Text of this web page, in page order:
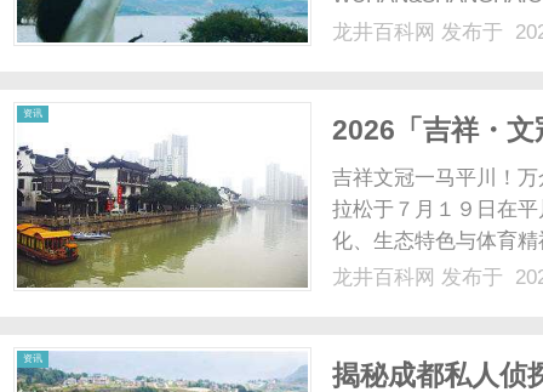
配镜的写字楼眼镜店
龙井百科网 发布于
资讯
2026「吉祥・
吉祥文冠一马平川！
拉松于７月１９日在
化、生态特色与体育
聚平川，以脚步丈量
龙井百科网 发布于
资讯
揭秘成都私人侦